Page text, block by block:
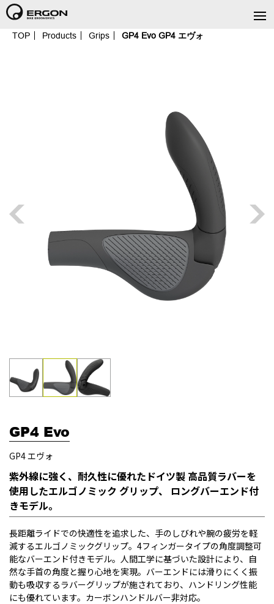
TOP Products Grips GP4 Evo GP4 エヴォ
GP4 Evo
GP4 エヴォ
紫外線に強く、耐久性に優れたドイツ製 高品質ラバーを
使用したエルゴノミック グリップ、 ロングバーエンド付
きモデル。
長距離ライドでの快適性を追求した、手のしびれや腕の疲労を軽
減するエルゴノミックグリップ。4フィンガータイプの角度調整可
能なバーエンド付きモデル。人間工学に基づいた設計により、自
然な手首の角度と握り心地を実現。バーエンドには滑りにくく振
動も吸収するラバーグリップが施されており、ハンドリング性能
にも優れています。カーボンハンドルバー非対応。